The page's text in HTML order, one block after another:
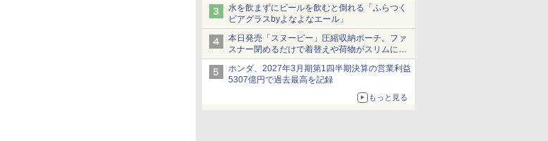
水を飲まずにビールを飲むと倒れる「ふらつく
ビアグラスbyよなよなエール」
本日発売「スヌーピー」圧縮収納ポーチ。ファ
スナー閉めるだけで着替えや荷物がスリムにま
とまる
ホンダ、2027年3月期第1四半期決算の営業利益
5307億円で過去最高を記録
もっと見る